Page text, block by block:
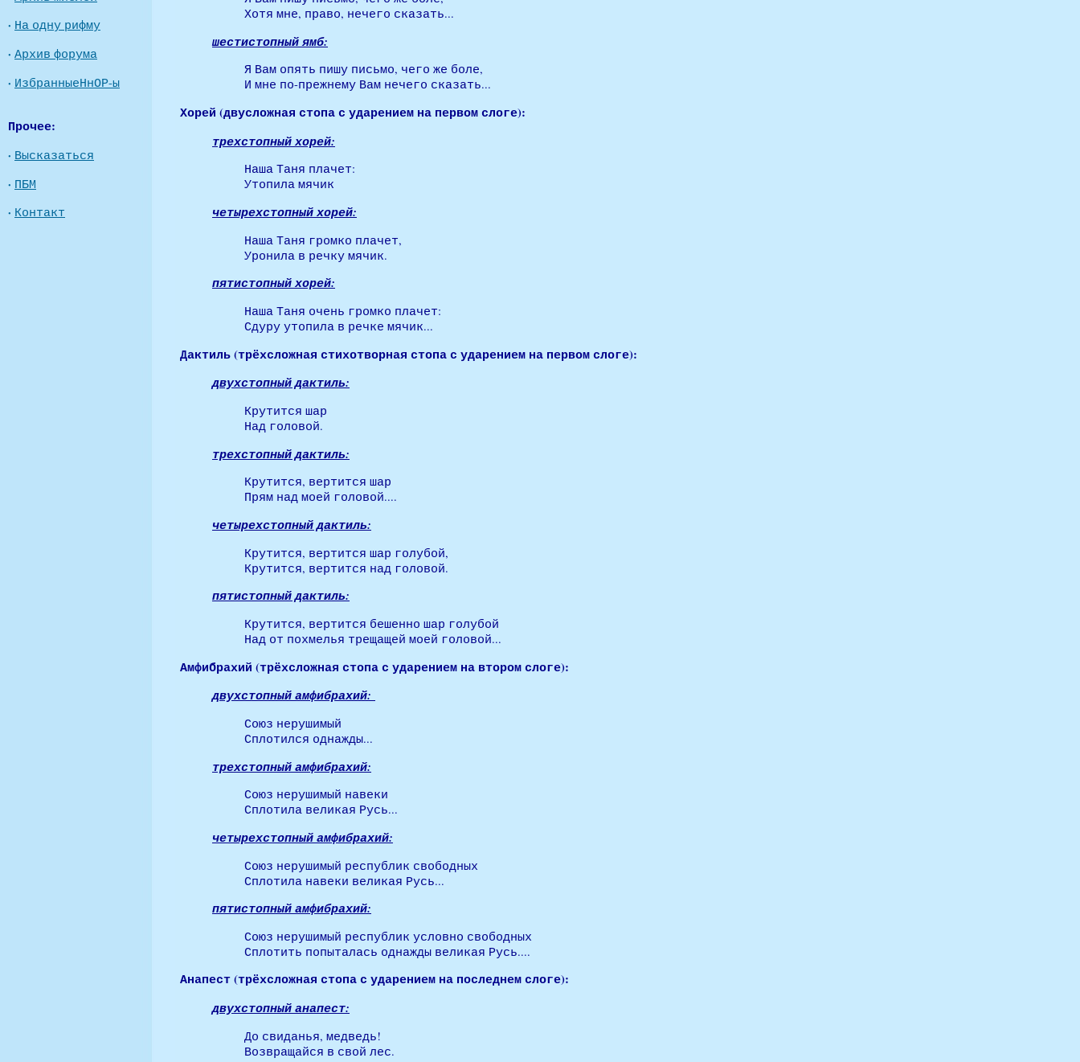
· На одну рифму
· Архив форума
· ИзбранныеНнОР-ы
Прочее:
· Высказаться
· ПБМ
· Контакт
Хотя мне, право, нечего сказать...
шестистопный ямб:
Я Вам опять пишу письмо, чего же боле,
И мне по-прежнему Вам нечего сказать...
Хорей (двусложная стопа с ударением на первом слоге):
трехстопный хорей:
Наша Таня плачет:
Утопила мячик
четырехстопный хорей:
Наша Таня громко плачет,
Уронила в речку мячик.
пятистопный хорей:
Наша Таня очень громко плачет:
Сдуру утопила в речке мячик...
Дактиль (трёхсложная стихотворная стопа с ударением на первом слоге):
двухстопный дактиль:
Крутится шар
Над головой.
трехстопный дактиль:
Крутится, вертится шар
Прям над моей головой....
четырехстопный дактиль:
Крутится, вертится шар голубой,
Крутится, вертится над головой.
пятистопный дактиль:
Крутится, вертится бешенно шар голубой
Над от похмелья трещащей моей головой...
Амфибрахий (трёхсложная стопа с ударением на втором слоге):
двухстопный амфибрахий:
Союз нерушимый
Сплотился однажды...
трехстопный амфибрахий:
Союз нерушимый навеки
Сплотила великая Русь...
четырехстопный амфибрахий:
Союз нерушимый республик свободных
Сплотила навеки великая Русь...
пятистопный амфибрахий:
Союз нерушимый республик условно свободных
Сплотить попыталась однажды великая Русь....
Анапест (трёхсложная стопа с ударением на последнем слоге):
двухстопный анапест:
До свиданья, медведь!
Возвращайся в свой лес.